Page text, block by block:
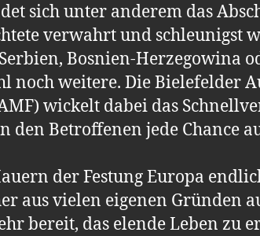
sich unter anderem das
verwahrt und schleunigst
Bosnien-Herzegowina
noch weitere. Die Bielefelder
wickelt dabei das
den Betroffenen jede Chance
der Festung Europa
aus vielen eigenen Gründen
bereit, das elende Leben zu